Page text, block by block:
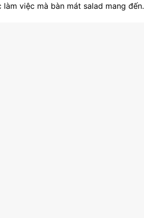
việc mà bàn mát salad mang đến.